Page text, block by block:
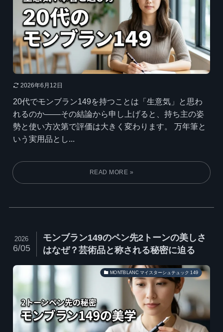
2026年6月12日
20代でモンブラン149を持つことは「生意気」と思わ
れるのか——その結論から申し上げると、持ち主の姿
勢と使い方次第で評価は大きく変わります。 万年筆と
いう実用品とし...
モンブラン149のペン先2トーンの美しさ
はなぜ？芸術品と称される秘密に迫る
2026
6/05
MONTBLANC マイスターシュテュック 149